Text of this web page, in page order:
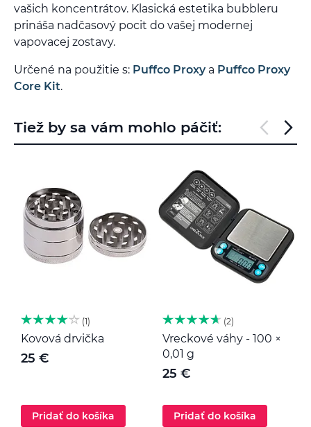
vašich koncentrátov. Klasická estetika bubbleru
prináša nadčasový pocit do vašej modernej
vapovacej zostavy.
Určené na použitie s: Puffco Proxya Puffco Proxy
Core Kit.
Tiež by sa vám mohlo páčiť:
1
Kovová drvička
25 €
Pridať do košíka
2
Vreckové váhy - 100 ×
0,01 g
25 €
Pridať do košíka